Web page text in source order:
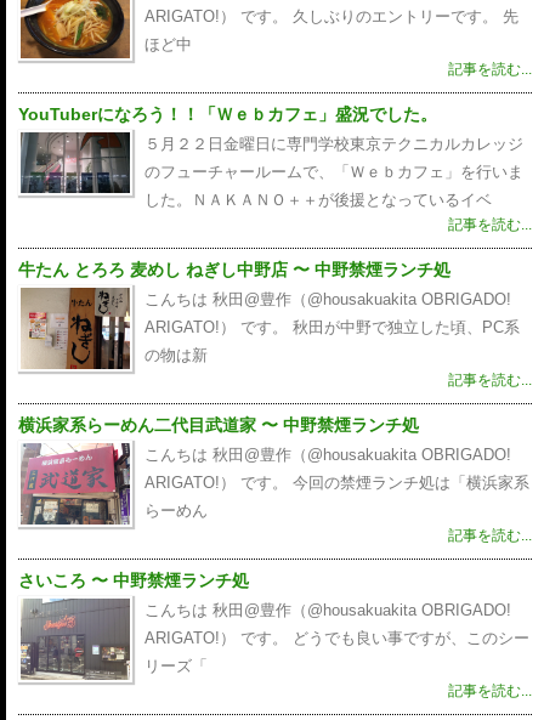
ARIGATO!） です。 久しぶりのエントリーです。 先
ほど中
記事を読む...
YouTuberになろう！！「Ｗｅｂカフェ」盛況でした。
５月２２日金曜日に専門学校東京テクニカルカレッジ
のフューチャールームで、「Ｗｅｂカフェ」を行いま
した。ＮＡＫＡＮＯ＋＋が後援となっているイベ
記事を読む...
牛たん とろろ 麦めし ねぎし中野店 〜 中野禁煙ランチ処
こんちは 秋田@豊作（@housakuakita‎ OBRIGADO!
ARIGATO!） です。 秋田が中野で独立した頃、PC系
の物は新
記事を読む...
横浜家系らーめん二代目武道家 〜 中野禁煙ランチ処
こんちは 秋田@豊作（@housakuakita‎ OBRIGADO!
ARIGATO!） です。 今回の禁煙ランチ処は「横浜家系
らーめん
記事を読む...
さいころ 〜 中野禁煙ランチ処
こんちは 秋田@豊作（@housakuakita‎ OBRIGADO!
ARIGATO!） です。 どうでも良い事ですが、このシー
リーズ「
記事を読む...